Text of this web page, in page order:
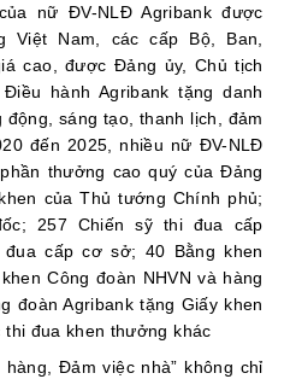
nữ ĐV-NLĐ Agribank được
Việt Nam, các cấp Bộ, Ban,
cao, được Đảng ủy, Chủ tịch
hành Agribank tặng danh
động, sáng tạo, thanh lịch, đảm
đến 2025, nhiều nữ ĐV-NLĐ
thưởng cao quý của Đảng
của Thủ tướng Chính phủ;
257 Chiến sỹ thi đua cấp
cấp cơ sở; 40 Bằng khen
Công đoàn NHVN và hàng
đoàn Agribank tặng Giấy khen
đua khen thưởng khác
hàng, Đảm việc nhà” không chỉ